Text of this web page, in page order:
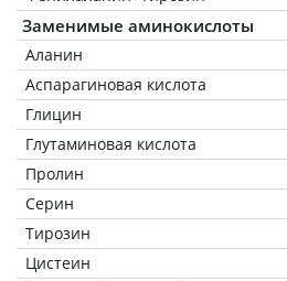
Заменимые аминокислоты
Аланин
Аспарагиновая кислота
Глицин
Глутаминовая кислота
Пролин
Серин
Тирозин
Цистеин